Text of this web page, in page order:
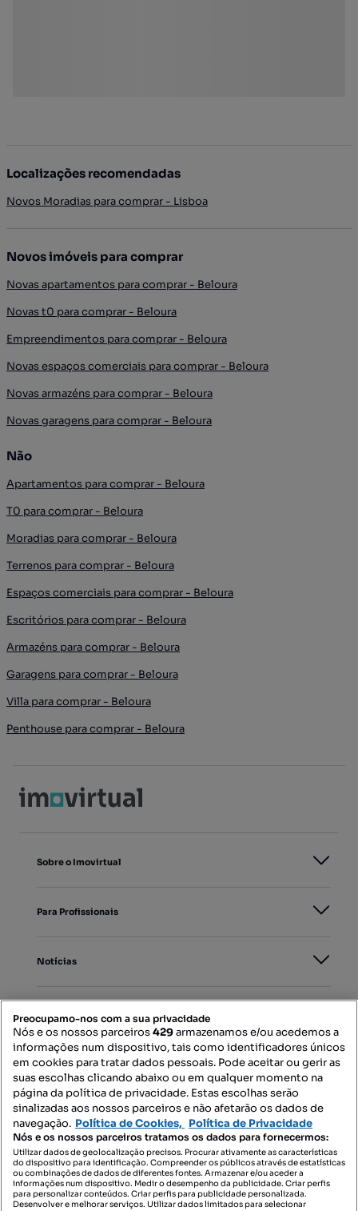
Localizações recomendadas
Novos Moradias para comprar - Lisboa
Novos imóveis para comprar
Novas apartamentos para comprar - Beloura
Novas t0 para comprar - Beloura
Empreendimentos para comprar - Beloura
Novas espaços comerciais para comprar - Beloura
Novas armazéns para comprar - Beloura
Novas garagens para comprar - Beloura
Não
Apartamentos para comprar - Beloura
T0 para comprar - Beloura
Moradias para comprar - Beloura
Terrenos para comprar - Beloura
Espaços comerciais para comprar - Beloura
Escritórios para comprar - Beloura
Armazéns para comprar - Beloura
Garagens para comprar - Beloura
Villa para comprar - Beloura
Penthouse para comprar - Beloura
Sobre o Imovirtual
Para Profissionais
Notícias
Mapa do Site
Contacte-nos
SIGA-NOS:
Preocupamo-nos com a sua privacidade
Nós e os nossos parceiros429armazenamos e/ou acedemos a
informações num dispositivo, tais como identificadores únicos
em cookies para tratar dados pessoais. Pode aceitar ou gerir as
suas escolhas clicando abaixo ou em qualquer momento na
página da política de privacidade. Estas escolhas serão
sinalizadas aos nossos parceiros e não afetarão os dados de
navegação. Política de Cookies, Política de Privacidade
Nós e os nossos parceiros tratamos os dados para fornecermos:
Utilizar dados de geolocalização precisos. Procurar ativamente as características
do dispositivo para identificação. Compreender os públicos através de estatísticas
ou combinações de dados de diferentes fontes. Armazenar e/ou aceder a
informações num dispositivo. Medir o desempenho da publicidade. Criar perfis
para personalizar conteúdos. Criar perfis para publicidade personalizada.
Desenvolver e melhorar serviços. Utilizar dados limitados para selecionar